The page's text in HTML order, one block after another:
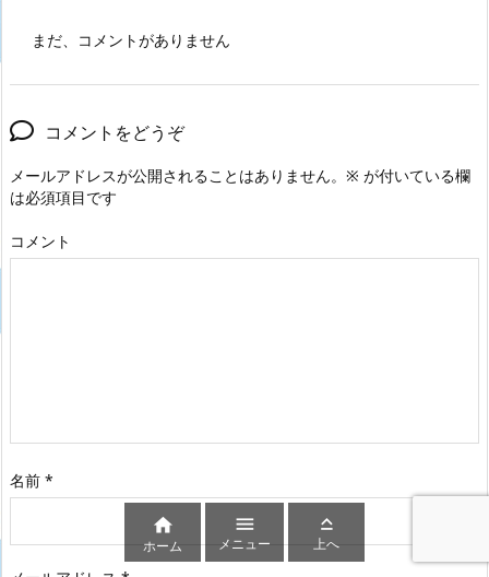
まだ、コメントがありません
コメントをどうぞ
メールアドレスが公開されることはありません。 ※ が付いている欄
は必須項目です
コメント
名前 *

ホーム

メニュー

上へ